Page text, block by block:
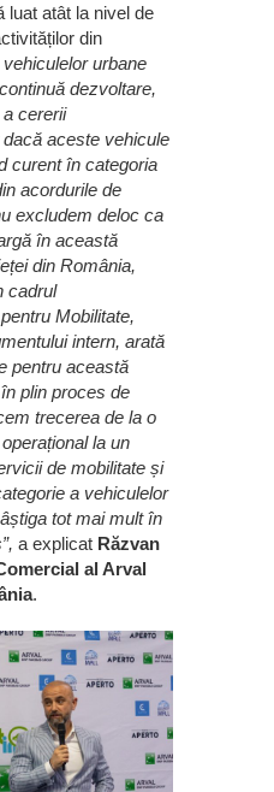
luat atât la nivel de
din
vehiculelor urbane
dezvoltare,
cererii
aceste vehicule
curent în categoria
acordurile de
excludem deloc ca
în această
din România,
cadrul
Mobilitate,
intern, arată
pentru această
plin proces de
trecerea de la o
la un
de mobilitate și
a vehiculelor
tot mai mult în
a explicat Răzvan
al Arval
.